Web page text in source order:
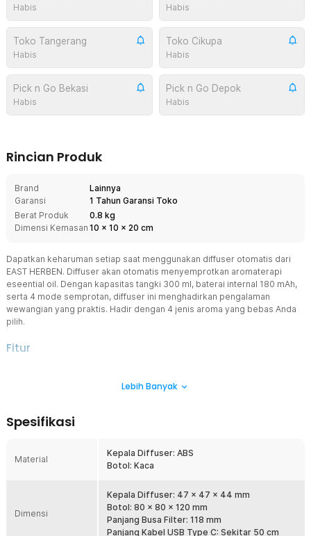
Habis Habis
Toko Tangerang
Habis
Toko Cikupa
Habis
Pick n Go Bekasi
Habis
Pick n Go Depok
Habis
Rincian Produk
Brand
Lainnya
Garansi
1 Tahun Garansi Toko
Berat Produk
0.8 kg
Dimensi Kemasan 10 x 10 x 20 cm
Dapatkan keharuman setiap saat menggunakan diffuser otomatis dari
EAST HERBEN. Diffuser akan otomatis menyemprotkan aromaterapi
eseential oil. Dengan kapasitas tangki 300 ml, baterai internal 180 mAh,
serta 4 mode semprotan, diffuser ini menghadirkan pengalaman
wewangian yang praktis. Hadir dengan 4 jenis aroma yang bebas Anda
pilih.
Fitur
Tersedia 4 mode penyemprotan yang bisa Anda pilih. Mode 1
menerus.
Sistem semprot menghasilkan partikel aroma halus sehingga
penyebaran lebih cepat dan efektif. Membantu menetralisir bau
Baterai Bawaan 180 mAh
Menggunakan baterai 180 mAh yang dapat diisi ulang untuk
operasional praktis tanpa kabel rumit. Konsumsi daya efisien
Lebih Banyak
Spesifikasi
Material
Kepala Diffuser: ABS
Botol: Kaca
Dimensi
Kepala Diffuser: 47 x 47 x 44 mm
Botol: 80 x 80 x 120 mm
Panjang Busa Filter: 118 mm
Panjang Kabel USB Type C: Sekitar 50 cm